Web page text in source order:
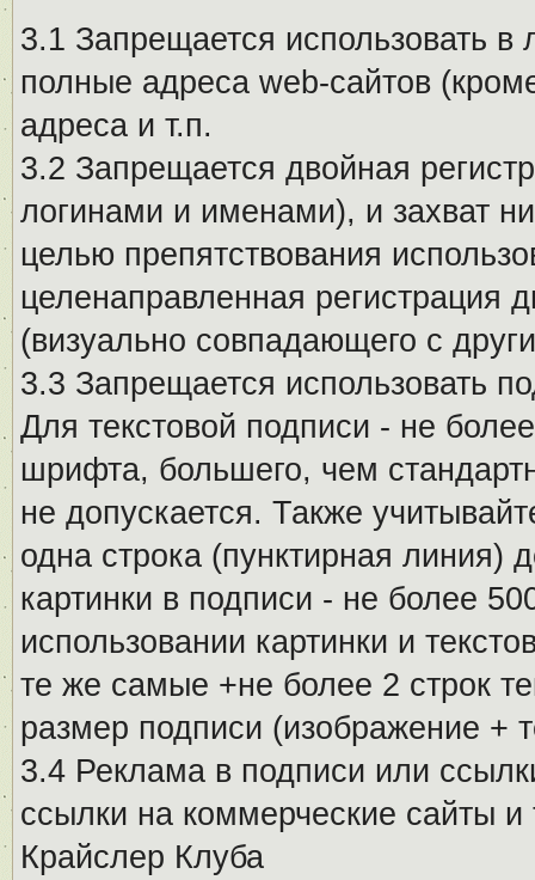
3.1 Запрещается использовать
полные адреса web-сайтов
адреса и т.п.
3.2 Запрещается двойная
логинами и именами), и захват
целью препятствования
целенаправленная регистрация
(визуально совпадающего с
3.3 Запрещается использовать
Для текстовой подписи - не
шрифта, большего, чем
не допускается. Также
одна строка (пунктирная линия)
картинки в подписи - не более
использовании картинки и
те же самые +не более 2 строк
размер подписи (изображение +
3.4 Реклама в подписи или
ссылки на коммерческие сайты
Крайслер Клуба